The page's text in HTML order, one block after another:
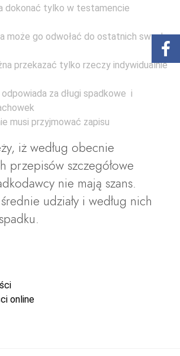
dokonać tylko w testamencie
może go odwołać do ostatnich swych
przekazać tylko rzeczy indywidualnie
za długi spadkowe i
musi przyjmować zapisu
iż według obecnie
przepisów szczegółowe
nie mają szans.
udziały i według nich
online